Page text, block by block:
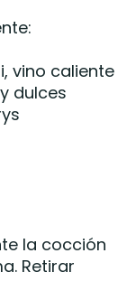
vino caliente
dulces
la cocción
Retirar